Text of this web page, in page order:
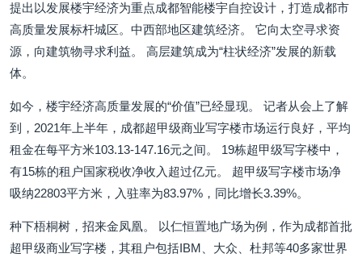
提出以发展楼宇经济为重点成都智能楼宇自控设计，打造成都市
高质量发展标杆城区。中西部地区建筑经济。 它向太空寻求资
源，向建筑物寻求利益。 高层建筑成为“柱状经济”发展的新载
体。
如今，楼宇经济高质量发展的“价值”已经显现。 记者从会上了解
到，2021年上半年，成都超甲级商业写字楼市场运行良好，平均
租金在每平方米103.13-147.16元之间。 19栋超甲级写字楼中，
有15栋的租户国家税收净收入超过亿元。 超甲级写字楼市场净
吸纳22803平方米，入驻率为83.97%，同比增长3.39%。
种下梧桐树，招来金凤凰。 以仁恒置地广场为例，作为成都首批
超甲级商业写字楼，其租户包括IBM、大众、杜邦等40多家世界